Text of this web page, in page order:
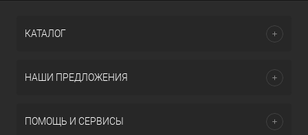
КАТАЛОГ
НАШИ ПРЕДЛОЖЕНИЯ
ПОМОЩЬ И СЕРВИСЫ